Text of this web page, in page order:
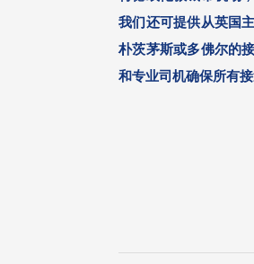
我们还可提供从英国
朴茨茅斯或多佛尔的
和专业司机确保所有接